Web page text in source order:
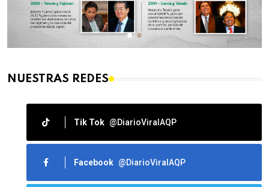
NUESTRAS REDES
Tik Tok @DiarioViralAQP
Facebook @DiarioViralAQP